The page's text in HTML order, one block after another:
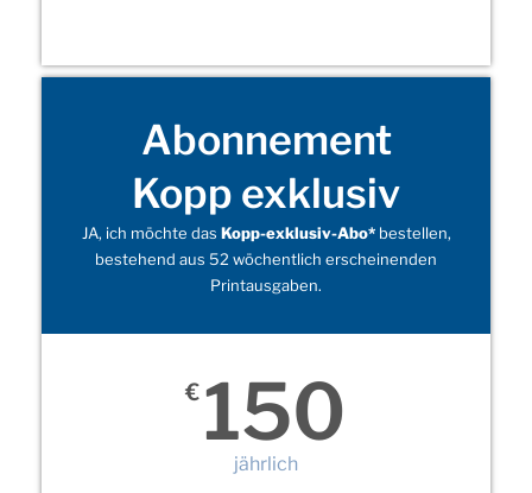
Abonnement
Kopp exklusiv
JA, ich möchte das Kopp-exklusiv-Abo*bestellen,
bestehend aus 52 wöchentlich erscheinenden
Printausgaben.
€ 150
jährlich